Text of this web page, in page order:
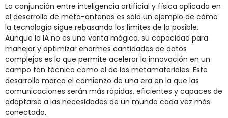
La conjunción entre inteligencia artificial y física aplicada en
el desarrollo de meta-antenas es solo un ejemplo de cómo
la tecnología sigue rebasando los límites de lo posible.
Aunque la IA no es una varita mágica, su capacidad para
manejar y optimizar enormes cantidades de datos
complejos es lo que permite acelerar la innovación en un
campo tan técnico como el de los metamateriales. Este
desarrollo marca el comienzo de una era en la que las
comunicaciones serán más rápidas, eficientes y capaces de
adaptarse a las necesidades de un mundo cada vez más
conectado.